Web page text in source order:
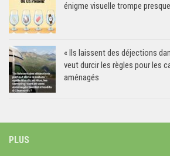
énigme visuelle trompe
« Ils laissent des déjections
veut durcir les règles pour les
aménagés
PLUS